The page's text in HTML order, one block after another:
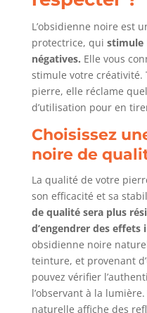
L’obsidienne noire est
protectrice, qui stimule
négatives. Elle vous
stimule votre créativité.
pierre, elle réclame
d’utilisation pour en
Choisissez
noire de
La qualité de votre
son efficacité et sa
de qualité sera plus
d’engendrer des effets
obsidienne noire
teinture, et provenant
pouvez vérifier
l’observant à la
naturelle affiche des